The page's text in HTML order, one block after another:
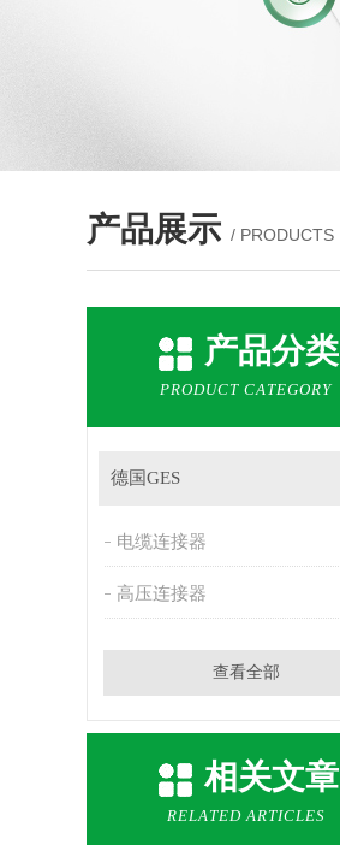
产品展示 / PRODUCTS
产品分类
PRODUCT CATEGORY
德国GES
电缆连接器
高压连接器
查看全部
相关文章
RELATED ARTICLES